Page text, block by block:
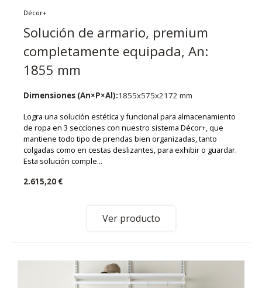
Décor+
Solución de armario, premium
completamente equipada, An:
1855 mm
Dimensiones (An×P×Al):1855x575x2172 mm
Logra una solución estética y funcional para almacenamiento
de ropa en 3 secciones con nuestro sistema Décor+, que
mantiene todo tipo de prendas bien organizadas, tanto
colgadas como en cestas deslizantes, para exhibir o guardar.
Esta solución comple...
2.615,20 €
Ver producto